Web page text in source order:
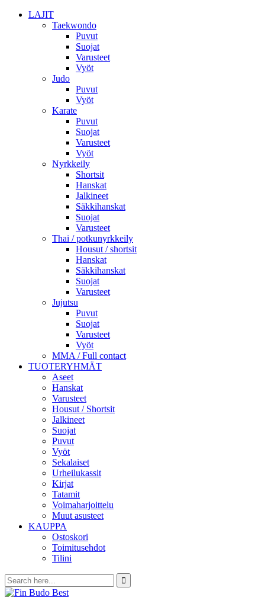
LAJIT
Taekwondo
Puvut
Suojat
Varusteet
Vyöt
Judo
Puvut
Vyöt
Karate
Puvut
Suojat
Varusteet
Vyöt
Nyrkkeily
Shortsit
Hanskat
Jalkineet
Säkkihanskat
Suojat
Varusteet
Thai / potkunyrkkeily
Housut / shortsit
Hanskat
Säkkihanskat
Suojat
Varusteet
Jujutsu
Puvut
Suojat
Varusteet
Vyöt
MMA / Full contact
TUOTERYHMÄT
Aseet
Hanskat
Varusteet
Housut / Shortsit
Jalkineet
Suojat
Puvut
Vyöt
Sekalaiset
Urheilukassit
Kirjat
Tatamit
Voimaharjoittelu
Muut asusteet
KAUPPA
Ostoskori
Toimitusehdot
Tilini